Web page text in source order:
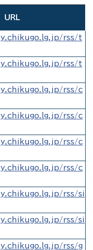
URL
rss/t
rss/t
rss/c
rss/c
rss/c
rss/c
rss/si
rss/si
rss/g